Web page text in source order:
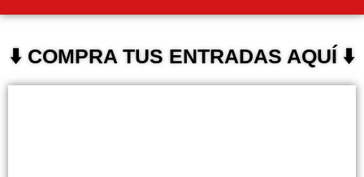
⬇️ COMPRA TUS ENTRADAS AQUÍ ⬇️